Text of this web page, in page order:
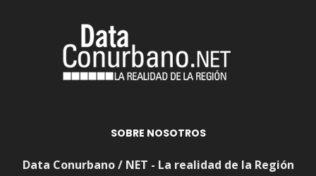
SOBRE NOSOTROS
Data Conurbano / NET - La realidad de la Región